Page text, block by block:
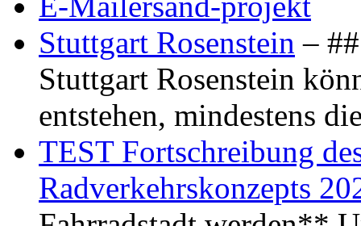
Stuttgart Rosenstein –
Stuttgart Rosenstein
entstehen, mindestens
TEST Fortschreibung
Radverkehrskonzepts